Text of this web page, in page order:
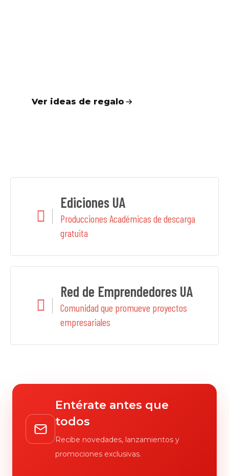
Ver ideas de regalo
Ediciones UA
Producciones Académicas de descarga
gratuita
Red de Emprendedores UA
Comunidad que promueve proyectos
empresariales
Entérate antes que
todos
Recibe novedades, lanzamientos y
promociones exclusivas.